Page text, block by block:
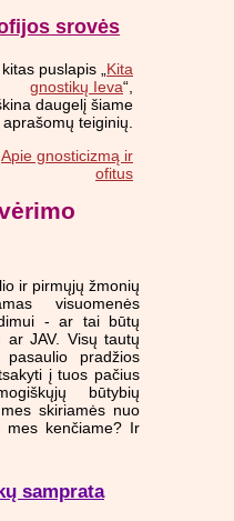
srovės
puslapis „ Kita
gnostikų Ieva“,
daugelį šiame
teiginių.
Apie gnosticizmą ir
ofitus
ir pirmųjų žmonių
visuomenės
- ar tai būtų
JAV. Visų tautų
pradžios
į tuos pačius
būtybių
skiriamės nuo
mes kenčiame? Ir
samprata